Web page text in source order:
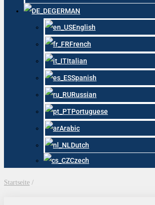
GERMAN
English
French
Italian
Spanish
Russian
Portuguese
Arabic
Dutch
Czech
Startseite /